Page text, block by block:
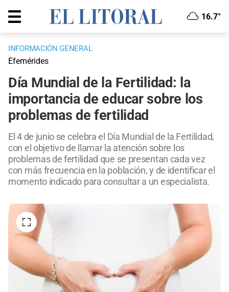
16.7°
INFORMACIÓN GENERAL
Efemérides
Día Mundial de la Fertilidad: la
importancia de educar sobre los
problemas de fertilidad
El 4 de junio se celebra el Día Mundial de la Fertilidad,
con el objetivo de llamar la atención sobre los
problemas de fertilidad que se presentan cada vez
con más frecuencia en la población, y de identificar el
momento indicado para consultar a un especialista.